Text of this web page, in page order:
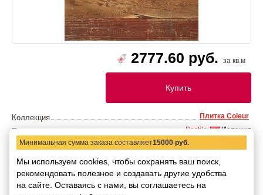
2777.60 руб. за кв.м
Купить
Коллекция Плитка Coleur
Производитель Испания
Bestile
Код товара
Размер:
В упаковке: 9 штук / 1,215 кв.м
Доставка:
1-2 рабочих дня
Минимальная сумма заказа составляет15000 руб.
Мы используем cookies, чтобы сохранять ваш поиск,
рекомендовать полезное и создавать другие удобства
на сайте. Оставаясь с нами, вы соглашаетесь на